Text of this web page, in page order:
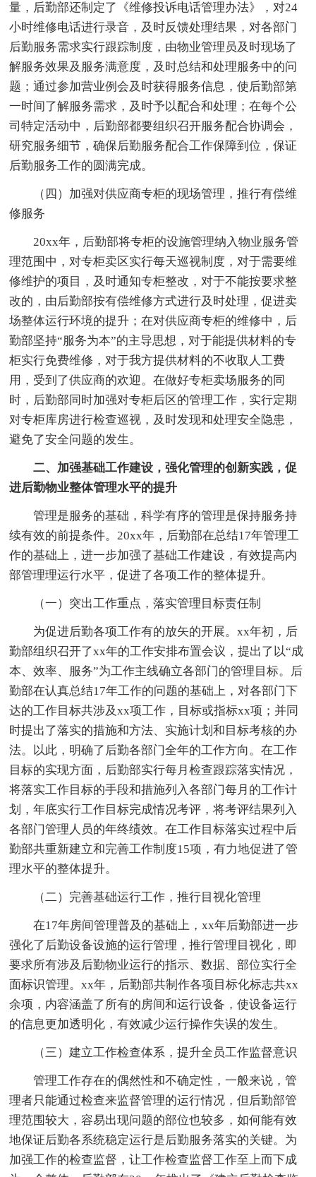
量，后勤部还制定了《维修投诉电话管理办法》，对24
小时维修电话进行录音，及时反馈处理结果，对各部门
后勤服务需求实行跟踪制度，由物业管理员及时现场了
解服务效果及服务满意度，及时总结和处理服务中的问
题；通过参加营业例会及时获得服务信息，使后勤部第
一时间了解服务需求，及时予以配合和处理；在每个公
司特定活动中，后勤部都要组织召开服务配合协调会，
研究服务细节，确保后勤服务配合工作保障到位，保证
后勤服务工作的圆满完成。
（四）加强对供应商专柜的现场管理，推行有偿维
修服务
20xx年，后勤部将专柜的设施管理纳入物业服务管
理范围中，对专柜卖区实行每天巡视制度，对于需要维
修维护的项目，及时通知专柜整改，对于不能按要求整
改的，由后勤部按有偿维修方式进行及时处理，促进卖
场整体运行环境的提升；在对供应商专柜的维修中，后
勤部坚持“服务为本”的主导思想，对于能提供材料的专
柜实行免费维修，对于我方提供材料的不收取人工费
用，受到了供应商的欢迎。在做好专柜卖场服务的同
时，后勤部同时加强对专柜后区的管理工作，实行定期
对专柜库房进行检查巡视，及时发现和处理安全隐患，
避免了安全问题的发生。
二、加强基础工作建设，强化管理的创新实践，促
进后勤物业整体管理水平的提升
管理是服务的基础，科学有序的管理是保持服务持
续有效的前提条件。20xx年，后勤部在总结17年管理工
作的基础上，进一步加强了基础工作建设，有效提高内
部管理理运行水平，促进了各项工作的整体提升。
（一）突出工作重点，落实管理目标责任制
为促进后勤各项工作有的放矢的开展。xx年初，后
勤部组织召开了xx年的工作安排布置会议，提出了以“成
本、效率、服务”为工作主线确立各部门的管理目标。后
勤部在认真总结17年工作的问题的基础上，对各部门下
达的工作目标共涉及xx项工作，目标或指标xx项；并同
时提出了落实的措施和方法、实施计划和目标考核的办
法。以此，明确了后勤各部门全年的工作方向。在工作
目标的实现方面，后勤部实行每月检查跟踪落实情况，
将落实工作目标的手段和措施列入各部门每月的工作计
划，年底实行工作目标完成情况考评，将考评结果列入
各部门管理人员的年终绩效。在工作目标落实过程中后
勤部共重新建立和完善工作制度15项，有力地促进了管
理水平的整体提升。
（二）完善基础运行工作，推行目视化管理
在17年房间管理普及的基础上，xx年后勤部进一步
强化了后勤设备设施的运行管理，推行管理目视化，即
要求所有涉及后勤物业运行的指示、数据、部位实行全
面标识管理。xx年，后勤部共制作各项目标化标志共xx
余项，内容涵盖了所有的房间和运行设备，使设备运行
的信息更加透明化，有效减少运行操作失误的发生。
（三）建立工作检查体系，提升全员工作监督意识
管理工作存在的偶然性和不确定性，一般来说，管
理者只能通过检查来监督管理的运行情况，但后勤部管
理范围较大，容易出现问题的部位也较多，如何能有效
地保证后勤各系统稳定运行是后勤服务落实的关键。为
加强工作的检查监督，让工作检查监督工作至上而下成